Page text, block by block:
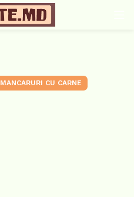
MANCARURI CU CARNE